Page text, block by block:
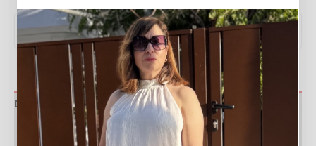
VER MEDIDAS Y GUÍA DE TALLAS
Descripción
Información adicional